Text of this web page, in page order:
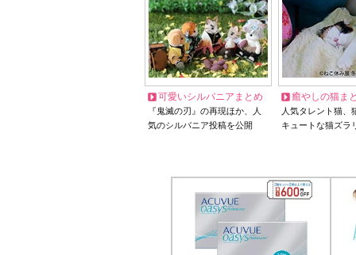
可愛いシルバニアまとめ
『鬼滅の刃』の再現ほか、人
気のシルバニア投稿を公開
癒やしの猫ま
人気タレント猫
キュートな猫ズラ